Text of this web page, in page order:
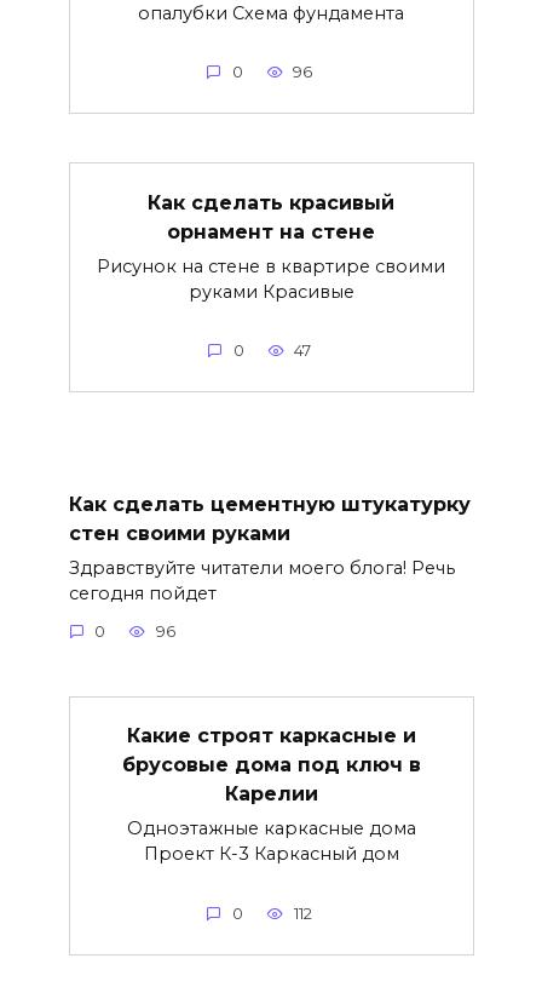
опалубки Схема фундамента
0 96
Как сделать красивый
орнамент на стене
Рисунок на стене в квартире своими
руками Красивые
0 47
Как сделать цементную штукатурку
стен своими руками
Здравствуйте читатели моего блога! Речь
сегодня пойдет
0 96
Какие строят каркасные и
брусовые дома под ключ в
Карелии
Одноэтажные каркасные дома
Проект К-3 Каркасный дом
0 112